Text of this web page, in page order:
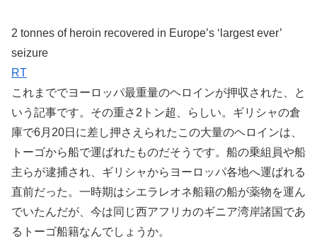
2 tonnes of heroin recovered in Europe’s ‘largest ever’
seizure
RT
これまででヨーロッパ最重量のヘロインが押収された、と
いう記事です。その重さ2トン超、らしい。ギリシャの倉
庫で6月20日に差し押さえられたこの大量のヘロインは、
トーゴから船で運ばれたものだそうです。船の乗組員や船
主らが逮捕され、ギリシャからヨーロッパ各地へ運ばれる
直前だった。一時期はシエラレオネ船籍の船が薬物を運ん
でいたんだが、今は同じ西アフリカのギニア湾岸諸国であ
るトーゴ船籍なんでしょうか。